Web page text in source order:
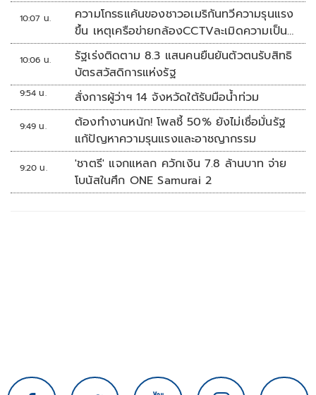
10:07 น.
ความโกรธแค้นของชาวอเมริกันทวีความรุนแรง
ขึ้น เหตุเครือข่ายกล้องCCTVละเมิดความเป็น
ส่วนตัว
10:06 น.
รัฐเร่งติดตาม 8.3 แสนคนยืนยันตัวตนรับสิทธิ
บัตรสวัสดิการแห่งรัฐ
9:54 น. สั่งการผู้ว่าฯ 14 จังหวัดใต้รับมือน้ำท่วม
9:49 น.
ต้องทำงานหนัก! โพลชี้ 50% ยังไม่เชื่อมั่นรัฐ
แก้ปัญหาความรุนแรงและอาชญากรรม
9:20 น.
'ชาตรี' แจกแหลก ควักเงิน 7.8 ล้านบาท จ่าย
โบนัสในศึก ONE Samurai 2